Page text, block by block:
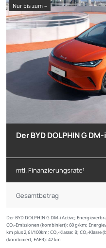
nur bis zum --
Der BYD DOLPHIN G DM-i
mtl. Finanzierungsrate1
Gesamtbetrag
Der BYD DOLPHIN G DM-i Active;
CO₂-Emissionen (kombiniert): 60 g/km;
km plus 2,6 l/100km; CO₂-Klasse: B; CO₂-
(kombiniert, EAER): 42 km